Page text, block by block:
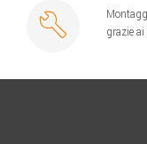
grazie